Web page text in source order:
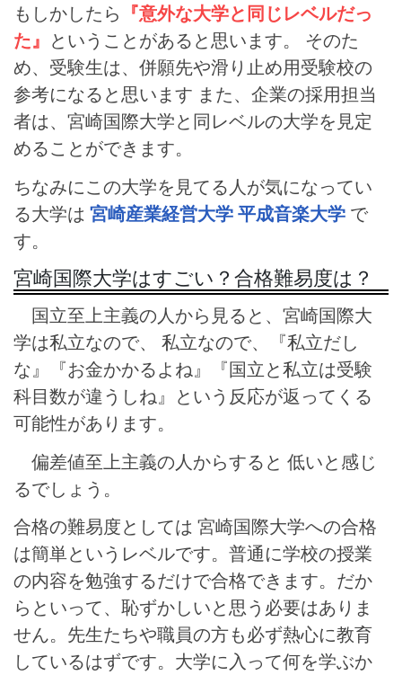
もしかしたら 『意外な大学と同じレベルだっ
た』 ということがあると思います。 そのた
め、受験生は、併願先や滑り止め用受験校の
参考になると思います また、企業の採用担当
者は、宮崎国際大学と同レベルの大学を見定
めることができます。
ちなみにこの大学を見てる人が気になってい
る大学は 宮崎産業経営大学平成音楽大学 で
す。
宮崎国際大学はすごい？合格難易度は？
国立至上主義の人から見ると、宮崎国際大
学は私立なので、 私立なので、『私立だし
な』『お金かかるよね』『国立と私立は受験
科目数が違うしね』という反応が返ってくる
可能性があります。
偏差値至上主義の人からすると 低いと感じ
るでしょう。
合格の難易度としては 宮崎国際大学への合格
は簡単というレベルです。普通に学校の授業
の内容を勉強するだけで合格できます。だか
らといって、恥ずかしいと思う必要はありま
せん。先生たちや職員の方も必ず熱心に教育
しているはずです。大学に入って何を学ぶか